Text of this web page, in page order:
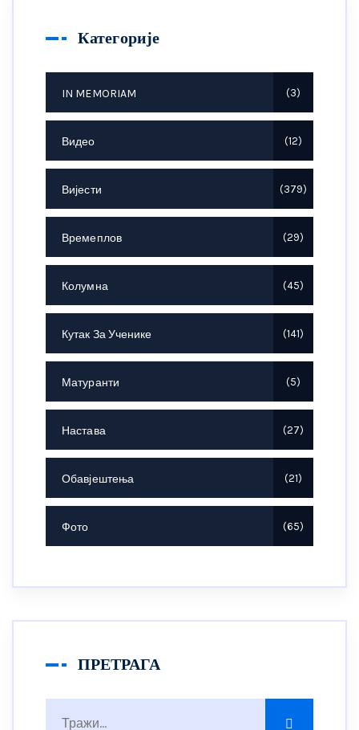
Категорије
IN MEMORIAM 3
Видео 12
Вијести 379
Времеплов 29
Колумна 45
Кутак За Ученике 141
Матуранти 5
Настава 27
Обавјештења 21
Фото 65
ПРЕТРАГА